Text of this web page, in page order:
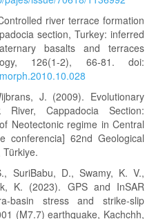
river terrace formation
section, Turkey: inferred
basalts and terraces
126(1-2), 66-81. doi:
J. (2009). Evolutionary
River, Cappadocia Section:
Neotectonic regime in Central
conferencia] 62nd Geological
SuriBabu, D., Swamy, K. V.,
K. (2023). GPS and InSAR
basin stress and strike-slip
(M7.7) earthquake, Kachchh,